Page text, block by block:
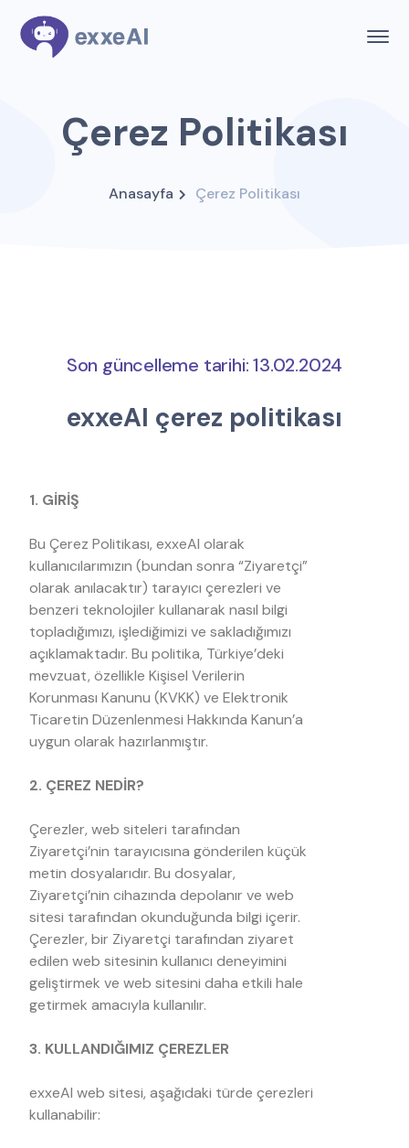
Çerez Politikası
Anasayfa Çerez Politikası
Son güncelleme tarihi: 13.02.2024
exxeAI çerez politikası
1. GİRİŞ
Bu Çerez Politikası, exxeAI olarak
kullanıcılarımızın (bundan sonra “Ziyaretçi”
olarak anılacaktır) tarayıcı çerezleri ve
benzeri teknolojiler kullanarak nasıl bilgi
topladığımızı, işlediğimizi ve sakladığımızı
açıklamaktadır. Bu politika, Türkiye’deki
mevzuat, özellikle Kişisel Verilerin
Korunması Kanunu (KVKK) ve Elektronik
Ticaretin Düzenlenmesi Hakkında Kanun’a
uygun olarak hazırlanmıştır.
2. ÇEREZ NEDİR?
Çerezler, web siteleri tarafından
Ziyaretçi’nin tarayıcısına gönderilen küçük
metin dosyalarıdır. Bu dosyalar,
Ziyaretçi’nin cihazında depolanır ve web
sitesi tarafından okunduğunda bilgi içerir.
Çerezler, bir Ziyaretçi tarafından ziyaret
edilen web sitesinin kullanıcı deneyimini
geliştirmek ve web sitesini daha etkili hale
getirmek amacıyla kullanılır.
3. KULLANDIĞIMIZ ÇEREZLER
exxeAI web sitesi, aşağıdaki türde çerezleri
kullanabilir: